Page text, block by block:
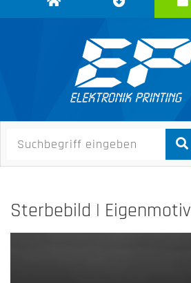
Elektronik
Downloadcenter
Sterbebild | Eigenmotiv